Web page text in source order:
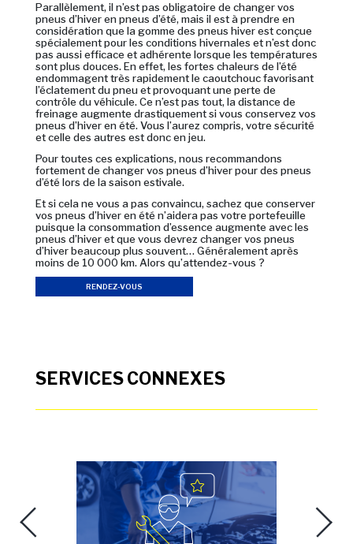
Parallèlement, il n’est pas obligatoire de changer vos
pneus d’hiver en pneus d’été, mais il est à prendre en
considération que la gomme des pneus hiver est conçue
spécialement pour les conditions hivernales et n’est donc
pas aussi efficace et adhérente lorsque les températures
sont plus douces. En effet, les fortes chaleurs de l’été
endommagent très rapidement le caoutchouc favorisant
l’éclatement du pneu et provoquant une perte de
contrôle du véhicule. Ce n’est pas tout, la distance de
freinage augmente drastiquement si vous conservez vos
pneus d’hiver en été. Vous l’aurez compris, votre sécurité
et celle des autres est donc en jeu.
Pour toutes ces explications, nous recommandons
fortement de changer vos pneus d’hiver pour des pneus
d’été lors de la saison estivale.
Et si cela ne vous a pas convaincu, sachez que conserver
vos pneus d’hiver en été n’aidera pas votre portefeuille
puisque la consommation d’essence augmente avec les
pneus d’hiver et que vous devrez changer vos pneus
d’hiver beaucoup plus souvent… Généralement après
moins de 10 000 km. Alors qu’attendez-vous ?
SERVICES CONNEXES
RENDEZ-VOUS
Previous Next